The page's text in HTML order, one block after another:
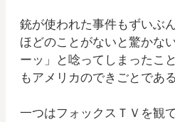
銃が使われた事件もずいぶ
ほどのことがないと驚かな
ーッ」と唸ってしまったこ
もアメリカのできごとである
一つはフォックスＴＶを観